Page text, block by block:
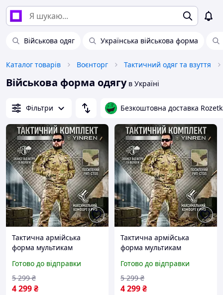
Військова одяг Українська військова форма
Каталог товарів Воєнторг Тактичний одяг та взуття
Військова форма одягув Україні
Фільтри Безкоштовна доставка
Тактична армійська
форма мультикам
польовий одяг для
військовослужбовців ЗСУ
Р/В
Готово до відправки
4 299₴
5 299 ₴
Тактична армійська
форма мультикам
польовий одяг для
військовослужбовців ЗСУ
BAGS
Готово до відправки
4 299₴
5 299 ₴